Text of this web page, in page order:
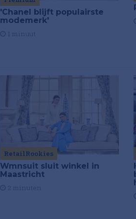
'Chanel blijft populairste
modemerk'
RetailRookies
Wmnsuit sluit winkel in
Maastricht